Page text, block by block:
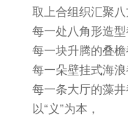
取上合组织汇聚八
每一处八角形造型
每一块升腾的叠檐
每一朵壁挂式海浪
每一条大厅的藻井
以“义”为本，